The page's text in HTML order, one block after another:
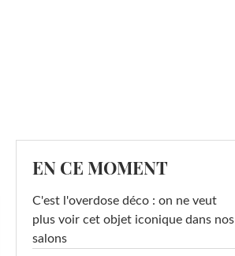
EN CE MOMENT
C'est l'overdose déco : on ne veut
plus voir cet objet iconique dans nos
salons